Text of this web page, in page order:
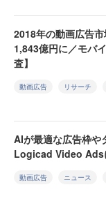
2018年の動画広告
1,843億円に／モバ
査】
動画広告 リサーチ
AIが最適な広告枠や
Logicad Video Ads
動画広告 ニュース